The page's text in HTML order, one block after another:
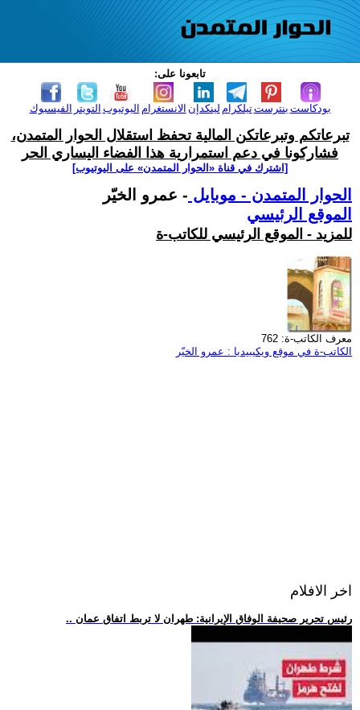
تابعونا على:
الفيسبوك التويتر اليوتيوب الانستغرام لينكدإن تيلكرامبنترست بودكاست
تبرعاتكم وتبرعاتكن المالية تحفظ استقلال الحوار المتمدن،
فشاركونا في دعم استمرارية هذا الفضاء اليساري الحر
[اشترك في قناة ‫«الحوار المتمدن» على اليوتيوب]
الحوار المتمدن - موبايل - عمرو الخيّر
الموقع الرئيسي
للمزيد - الموقع الرئيسي للكاتب-ة
معرف الكاتب-ة: 762
الكاتب-ة في موقع ويكيبيديا : عمرو الخيّر
اخر الافلام
.. رئيس تحرير صحيفة الوفاق الإيرانية: طهران لا تربط اتفاق عمان